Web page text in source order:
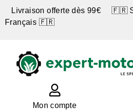
Livraison offerte dès 99€ 🇫🇷
Français 🇫🇷
Mon compte